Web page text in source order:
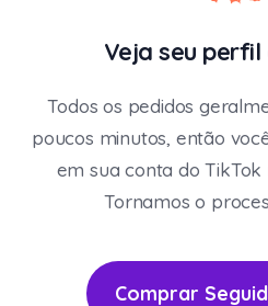
Veja seu perfil
Todos os pedidos
poucos minutos, então
em sua conta do
Tornamos o
Comprar